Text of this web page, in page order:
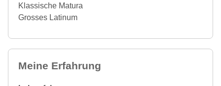
Klassische Matura
Grosses Latinum
Meine Erfahrung